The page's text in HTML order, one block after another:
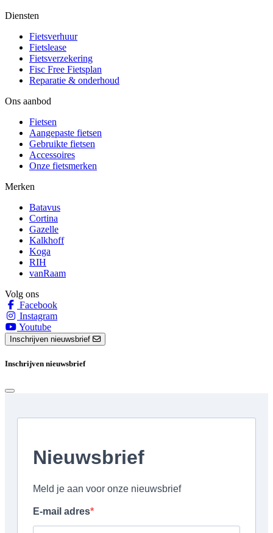
Diensten
Fietsverhuur
Fietslease
Fietsverzekering
Fisc Free Fietsplan
Reparatie & onderhoud
Ons aanbod
Fietsen
Aangepaste fietsen
Gebruikte fietsen
Accessoires
Onze fietsmerken
Merken
Batavus
Cortina
Gazelle
Kalkhoff
Koga
RIH
vanRaam
Volg ons
Facebook
Instagram
Youtube
Inschrijven nieuwsbrief
Inschrijven nieuwsbrief